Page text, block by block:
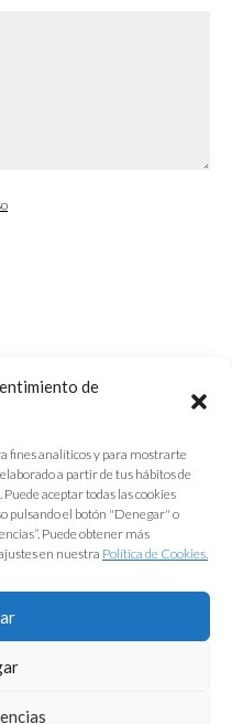
de
fines analíticos y para mostrarte
a partir de tus hábitos de
aceptar todas las cookies
pulsando el botón "Denegar" o
Puede obtener más
en nuestra Política de Cookies.
de Cádiz